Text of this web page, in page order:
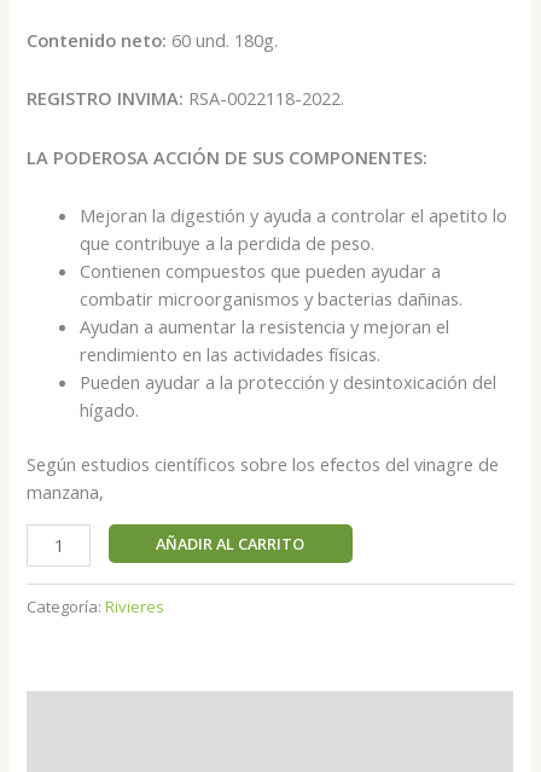
Contenido neto: 60 und. 180g.
REGISTRO INVIMA: RSA-0022118-2022.
LA PODEROSA ACCIÓN DE SUS COMPONENTES:
Mejoran la digestión y ayuda a controlar el apetito lo
que contribuye a la perdida de peso.
Contienen compuestos que pueden ayudar a
combatir microorganismos y bacterias dañinas.
Ayudan a aumentar la resistencia y mejoran el
rendimiento en las actividades físicas.
Pueden ayudar a la protección y desintoxicación del
hígado.
Según estudios científicos sobre los efectos del vinagre de
manzana,
AÑADIR AL CARRITO
Categoría:Rivieres